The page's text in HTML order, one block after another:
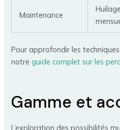
Maintenance
Huilage
Pour approfondir les
notreguide complet sur les
Gamme et
L’exploration des possibilités